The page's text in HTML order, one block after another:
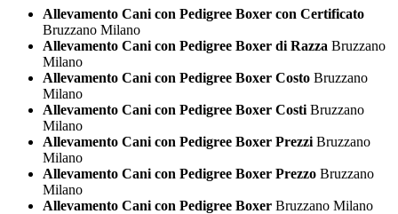
Allevamento Cani con Pedigree Boxer con Certificato
Bruzzano Milano
Allevamento Cani con Pedigree Boxer di Razza Bruzzano
Milano
Allevamento Cani con Pedigree Boxer Costo Bruzzano
Milano
Allevamento Cani con Pedigree Boxer Costi Bruzzano
Milano
Allevamento Cani con Pedigree Boxer Prezzi Bruzzano
Milano
Allevamento Cani con Pedigree Boxer Prezzo Bruzzano
Milano
Allevamento Cani con Pedigree Boxer Bruzzano Milano